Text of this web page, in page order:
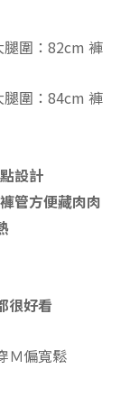
腿圍：82cm 褲
腿圍：84cm 褲
設計
管方便藏肉肉
很好看
Ｍ偏寬鬆